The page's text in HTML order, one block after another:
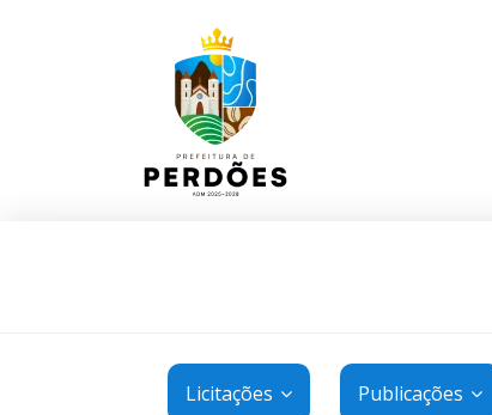
Licitações Publicações